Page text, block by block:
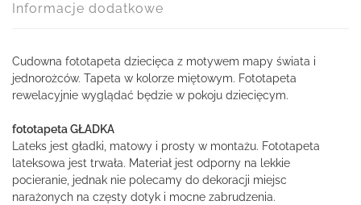
Informacje dodatkowe
Cudowna fototapeta dziecięca z motywem mapy świata i
jednorożców. Tapeta w kolorze miętowym. Fototapeta
rewelacyjnie wyglądać będzie w pokoju dziecięcym.
fototapeta GŁADKA
Lateks jest gładki, matowy i prosty w montażu. Fototapeta
lateksowa jest trwała. Materiał jest odporny na lekkie
pocieranie, jednak nie polecamy do dekoracji miejsc
narażonych na częsty dotyk i mocne zabrudzenia.